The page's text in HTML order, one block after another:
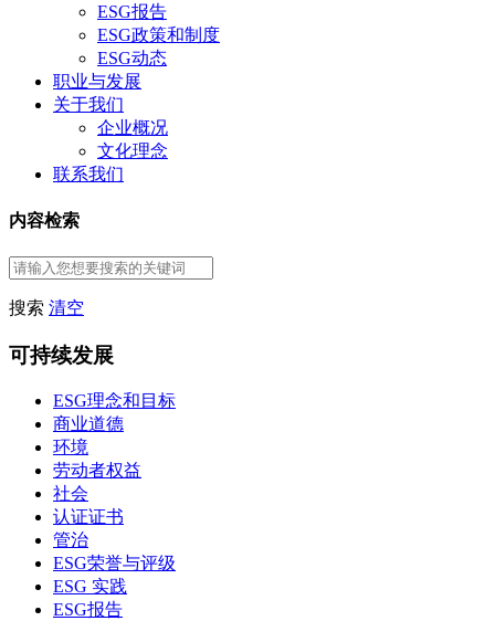
ESG报告
ESG政策和制度
ESG动态
职业与发展
关于我们
企业概况
文化理念
联系我们
内容检索
搜索 清空
可持续发展
ESG理念和目标
商业道德
环境
劳动者权益
社会
认证证书
管治
ESG荣誉与评级
ESG 实践
ESG报告